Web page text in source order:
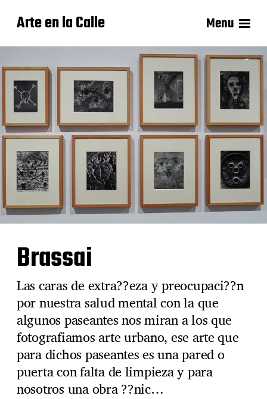
Arte en la Calle Menu
Brassai
Las caras de extra??eza y preocupaci??n
por nuestra salud mental con la que
algunos paseantes nos miran a los que
fotografiamos arte urbano, ese arte que
para dichos paseantes es una pared o
puerta con falta de limpieza y para
nosotros una obra ??nic…